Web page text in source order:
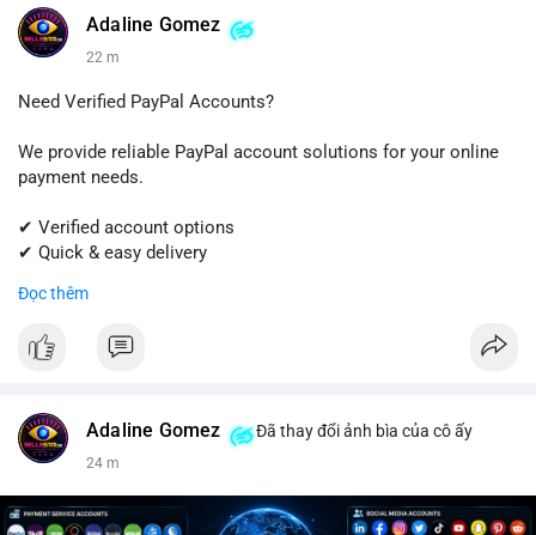
#linkedin #linkedinaccount #professionalnetwork
#digitalsolutions
#sellssmm
Adaline Gomez
22 m
Need Verified PayPal Accounts?
We provide reliable PayPal account solutions for your online
payment needs.
✔ Verified account options
✔ Quick & easy delivery
#paypal #paypalaccount #onlinepayments
Đọc thêm
Adaline Gomez Đã thay đổi ảnh bìa của cô ấy
24 m